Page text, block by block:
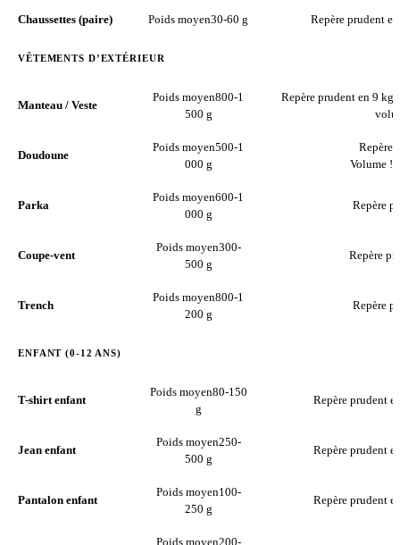
Chaussettes (paire) Poids moyen30-60 g Repère prudent
VÊTEMENTS D’EXTÉRIEUR
Manteau / Veste
Poids moyen800-1
500 g
Repère prudent en 9 kg
Doudoune
Poids moyen500-1
000 g
Repère
Volume
Parka
Poids moyen600-1
000 g
Repère
Coupe-vent
Poids moyen300-
500 g
Repère
Trench
Poids moyen800-1
200 g
Repère
ENFANT (0-12 ANS)
T-shirt enfant
Poids moyen80-150
g
Repère prudent
Jean enfant
Poids moyen250-
500 g
Repère prudent
Pantalon enfant
Poids moyen100-
250 g
Repère prudent
Poids moyen200-